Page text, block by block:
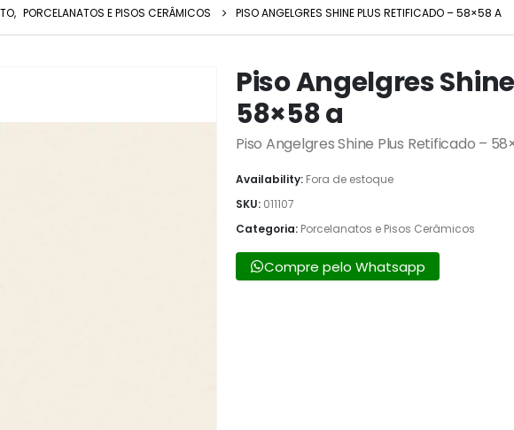
, PORCELANATOS E PISOS CERÂMICOS PISO ANGELGRES SHINE PLUS RETIFICADO – 58×58 A
Piso Angelgres
58×58 a
Piso Angelgres Shine Plus Retificado –
Availability: Fora de estoque
SKU: 011107
Categoria: Porcelanatos e Pisos Cerâmicos
Compre pelo Whatsapp